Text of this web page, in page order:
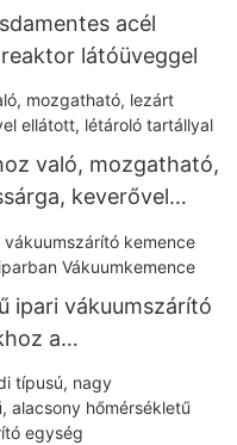
acél
látóüveggel
való, mozgatható,
keverővel
ipari vákuumszárító
a